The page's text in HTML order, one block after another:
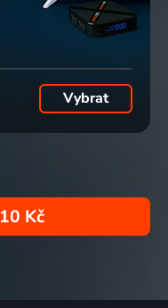
Vybrat
10 Kč